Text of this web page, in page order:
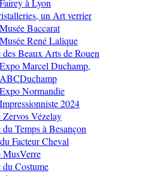
Fairey à Lyon
un Art verrier
Musée Baccarat
Musée René Lalique
des Beaux Arts de Rouen
Expo Marcel Duchamp,
ABCDuchamp
Expo Normandie
Impressionniste 2024
Zervos Vézelay
du Temps à Besançon
Facteur Cheval
MusVerre
du Costume